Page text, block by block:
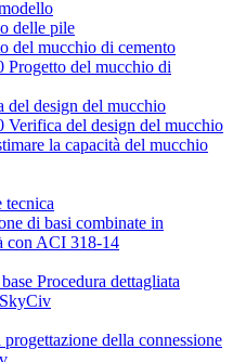
delle pile
del mucchio di cemento
Progetto del mucchio di
design del mucchio
Verifica del design del mucchio
la capacità del mucchio
tecnica
di basi combinate in
con ACI 318-14
Procedura dettagliata
della connessione